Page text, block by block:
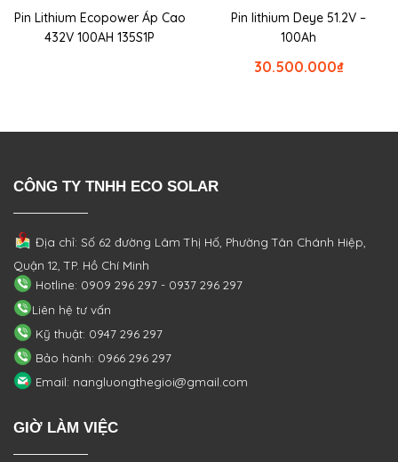
Pin Lithium Ecopower Áp Cao
432V 100AH 135S1P
Pin lithium Deye 51.2V –
100Ah
₫
30.500.000
CÔNG TY TNHH ECO SOLAR
Địa chỉ: Số 62 đường Lâm Thị Hố, PhườngTân Chánh Hiệp,
Quận 12, TP. Hồ Chí Minh
Hotline: 0909 296 297 - 0937 296 297
Liên hệ tư vấn
Kỹ thuật: 0947 296 297
Bảo hành: 0966 296 297
Email: nangluongthegioi@gmail.com
GIỜ LÀM VIỆC